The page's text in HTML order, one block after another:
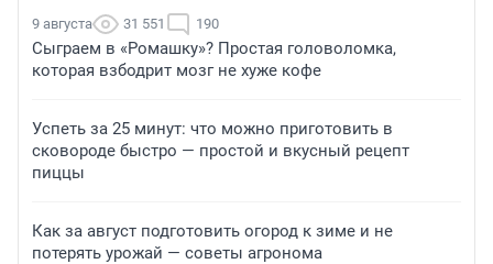
9 августа 31 551 190
Сыграем в «Ромашку»? Простая головоломка,
которая взбодрит мозг не хуже кофе
Успеть за 25 минут: что можно приготовить в
сковороде быстро — простой и вкусный рецепт
пиццы
Как за август подготовить огород к зиме и не
потерять урожай — советы агронома